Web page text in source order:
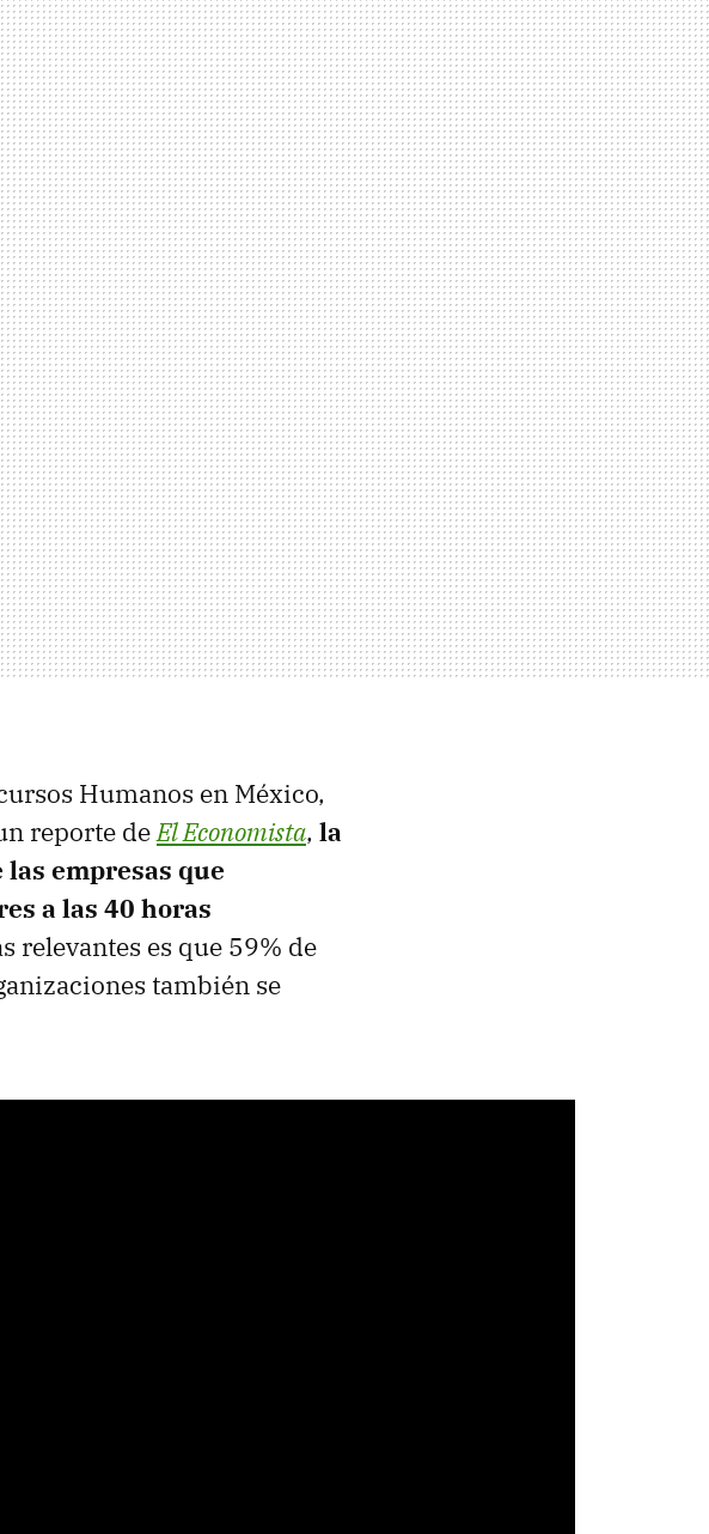
Humanos en México,
reporte deEl Economista, la
empresas que
a las 40 horas
relevantes es que 59% de
también se